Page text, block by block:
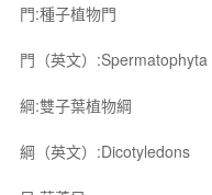
門:種子植物門
門（英文）:Spermatophyta
綱:雙子葉植物綱
綱（英文）:Dicotyledons